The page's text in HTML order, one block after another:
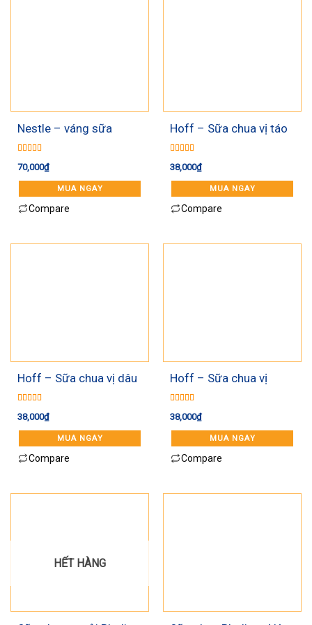
Nestle – váng sữa
nguội
Được xếp
hạng5.00
70,000₫
MUA NGAY
Compare
Hoff – Sữa chua vị táo
6+
Được xếp
hạng5.00
38,000₫
MUA NGAY
Compare
Hoff – Sữa chua vị dâu
tây 6+
Được xếp
hạng5.00
38,000₫
MUA NGAY
Compare
Hoff – Sữa chua vị
nguyên bản
Được xếp
hạng5.00
38,000₫
MUA NGAY
Compare
HẾT HÀNG